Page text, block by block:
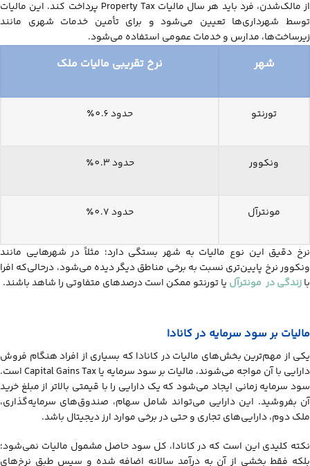
از مالک‌شدن، فرد باید هر سال مالیات Property Tax پرداخت کند. این مالیات
توسط شهرداری‌ها تعیین می‌شود و برای تأمین خدمات شهری مانند
زیرساخت‌ها، مدارس و خدمات عمومی استفاده می‌شود.
شهر نرخ تقریبی مالیات ملک
تورنتو حدود 0.6٪
ونکوور حدود 0.3٪
مونترآل حدود 0.7٪
نرخ دقیق این نوع مالیات به شهر بستگی دارد؛ مثلاً در شهرهایی مانند
ونکوور نرخ پایین‌تری نسبت به برخی مناطق دیگر دیده می‌شود، درحالی‌که افرا
بازندگی در مونترآل یا تورنتو ممکن است درصدهای متفاوتی را شاهد باشند.
مالیات بر سود سرمایه در کانادا
یکی از مهم‌ترین بخش‌های مالیات در کانادا که بسیاری از افراد هنگام فروش
دارایی با آن مواجه می‌شوند، مالیات بر سود سرمایه یا Capital Gains Tax است.
سود سرمایه زمانی ایجاد می‌شود که یک دارایی را با قیمتی بالاتر از مبلغ خرید
آن بفروشید. این دارایی می‌تواند شامل سهام، صندوق‌های سرمایه‌گذاری،
ملک دوم، دارایی‌های تجاری و حتی در برخی موارد ارز دیجیتال باشد.
نکته کلیدی این است که در کانادا، کل سود حاصل مشمول مالیات نمی‌شود؛
بلکه فقط بخشی از آن به درآمد سالانه اضافه شده و سپس طبق نرخ‌های